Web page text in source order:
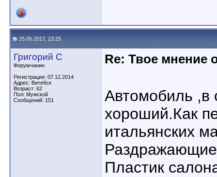
25.05.2017, 23:25
Григорий С
Форумчанин
Регистрация: 07.12.2014
Адрес: Витебск
Возраст: 62
Пол: Мужской
Сообщений: 151
Re: Твое мнение
Автомобиль ,в
хороший.Как
итальянских
Пластик